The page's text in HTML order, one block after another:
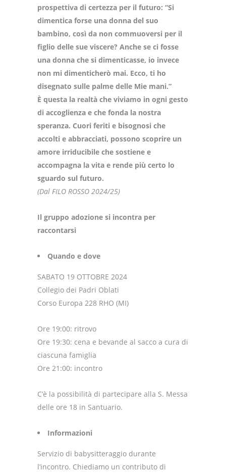
prospettiva di certezza per il futuro: “Si
dimentica forse una donna del suo
bambino, così da non commuoversi per il
figlio delle sue viscere? Anche se ci fosse
una donna che si dimenticasse, io invece
non mi dimenticherò mai. Ecco, ti ho
disegnato sulle palme delle Mie mani.”
È questa la realtà che viviamo in ogni gesto
di accoglienza e che fonda la nostra
speranza. Cuori feriti e bisognosi che
accolti e abbracciati, possono scoprire un
amore irriducibile che sostiene e
accompagna la vita e rende più certo lo
sguardo sul futuro.
(Dal FILO ROSSO 2024/25)
Il gruppo adozione si incontra per
raccontarsi
Quando e dove
SABATO 19 OTTOBRE 2024
Collegio dei Padri Oblati
Corso Europa 228 RHO (MI)
Ore 19:00: ritrovo
Ore 19:30: cena e bevande al sacco a cura di
ciascuna famiglia
Ore 21:00: incontro
C’è la possibilità di partecipare alla S. Messa
delle ore 18 in Santuario.
Informazioni
Servizio di babysitteraggio durante
l’incontro. Chiediamo un contributo di